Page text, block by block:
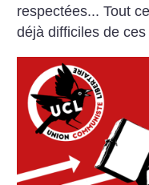
respectées... Tout
déjà difficiles de